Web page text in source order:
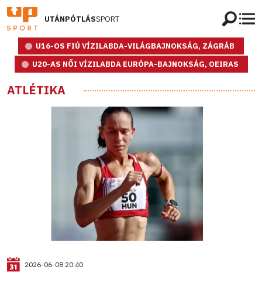
UTÁNPÓTLÁSSPORT
U16-OS FIÚ VÍZILABDA-VILÁGBAJNOKSÁG, ZÁGRÁB
U20-AS NŐI VÍZILABDA EURÓPA-BAJNOKSÁG, OEIRAS
ATLÉTIKA
2026-06-08 20:40